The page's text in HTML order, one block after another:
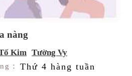
nàng
Kim Tường Vy
： Thứ 4 hàng tuần